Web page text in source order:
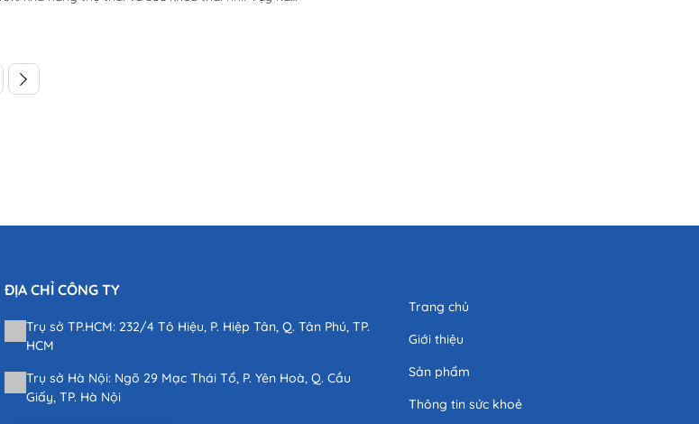
ĐỊA CHỈ CÔNG TY
Trụ sở TP.HCM: 232/4 Tô Hiệu, P. Hiệp Tân, Q. Tân Phú, TP.
HCM
Trụ sở Hà Nội: Ngõ 29 Mạc Thái Tổ, P. Yên Hoà, Q. Cầu
Giấy, TP. Hà Nội
Trang chủ
Giới thiệu
Sản phẩm
Thông tin sức khoẻ